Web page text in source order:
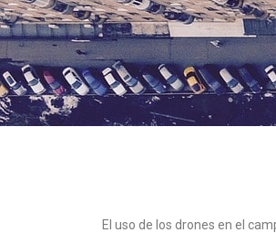
El uso de los drones en el